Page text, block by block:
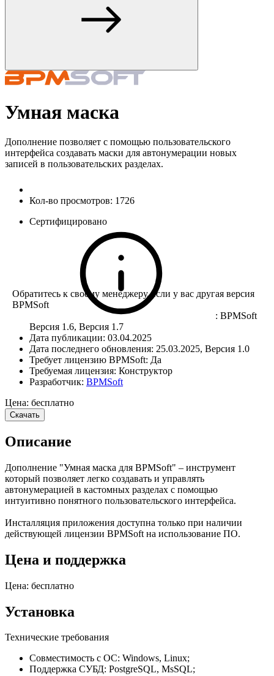
Умная маска
Дополнение позволяет с помощью пользовательского
интерфейса создавать маски для автонумерации новых
записей в пользовательских разделах.
Кол-во просмотров: 1726
Сертифицировано
Обратитесь к своему менеджеру, если у вас другая версия
BPMSoft
: BPMSoft
Версия 1.6, Версия 1.7
Дата публикации: 03.04.2025
Дата последнего обновления: 25.03.2025, Версия 1.0
Требует лицензию BPMSoft: Да
Требуемая лицензия: Конструктор
Разработчик: BPMSoft
Цена: бесплатно
Скачать
Описание
Дополнение "Умная маска для BPMSoft" – инструмент
который позволяет легко создавать и управлять
автонумерацией в кастомных разделах с помощью
интуитивно понятного пользовательского интерфейса.
Инсталляция приложения доступна только при наличии
действующей лицензии BPMSoft на использование ПО.
Цена и поддержка
Цена: бесплатно
Установка
Технические требования
Совместимость с ОС: Windows, Linux;
Поддержка СУБД: PostgreSQL, MsSQL;